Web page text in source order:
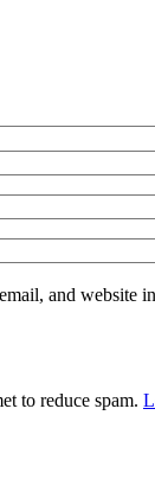
and website
to reduce spam.